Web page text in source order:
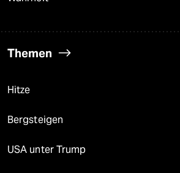
Themen
Hitze
Bergsteigen
USA unter Trump